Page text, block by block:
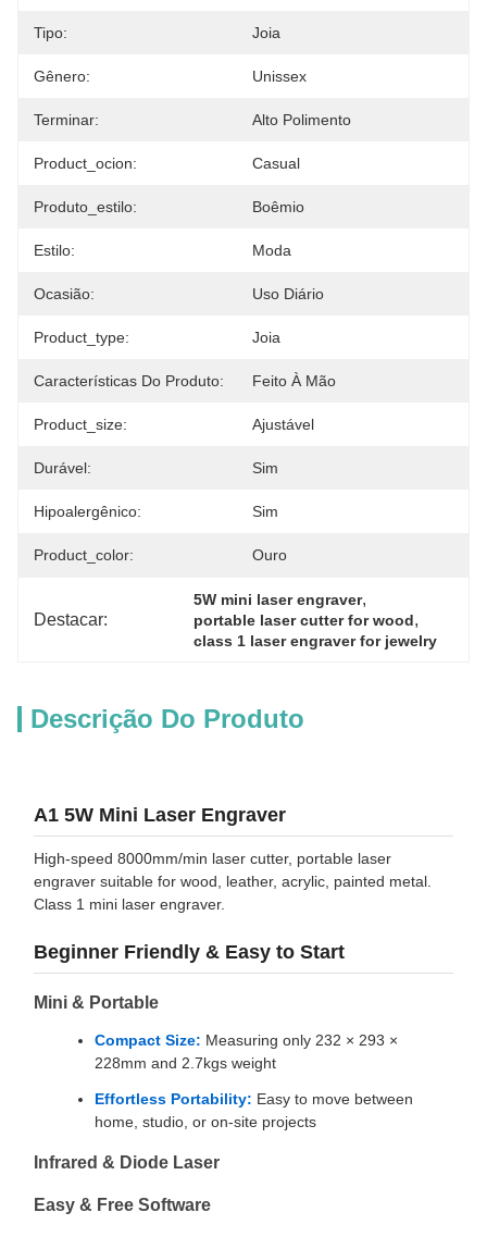
Tipo: Joia
Gênero: Unissex
Terminar: Alto Polimento
Product_ocion: Casual
Produto_estilo: Boêmio
Estilo: Moda
Ocasião: Uso Diário
Product_type: Joia
Características Do Produto: Feito À Mão
Product_size: Ajustável
Durável: Sim
Hipoalergênico: Sim
Product_color: Ouro
Destacar:
5W mini laser engraver,
portable laser cutter for wood,
class 1 laser engraver for jewelry
Descrição Do Produto
A1 5W Mini Laser Engraver
High-speed 8000mm/min laser cutter, portable laser
engraver suitable for wood, leather, acrylic, painted metal.
Class 1 mini laser engraver.
Beginner Friendly & Easy to Start
Mini & Portable
Compact Size: Measuring only 232 × 293 ×
228mm and 2.7kgs weight
Effortless Portability: Easy to move between
home, studio, or on-site projects
Infrared & Diode Laser
Easy & Free Software